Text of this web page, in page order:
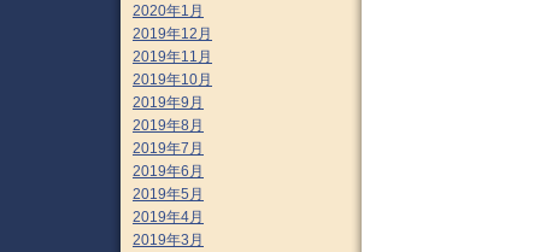
2020年1月
2019年12月
2019年11月
2019年10月
2019年9月
2019年8月
2019年7月
2019年6月
2019年5月
2019年4月
2019年3月